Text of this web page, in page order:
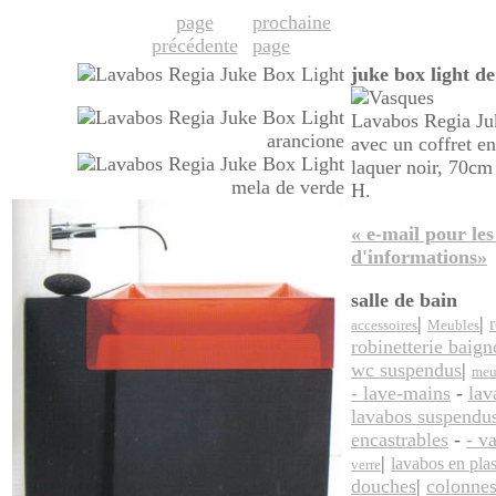
page
précédente
prochaine
page
arancione
mela de verde
juke box light de
Lavabos Regia
avec un coffret
laquer noir,
H.
« e-mail pour
d'informations»
salle de bain
accessoires| Meubles|
robinetterie
wc suspendus|
- lave-mains -
lavabos
encastrables - -
verre| lavabos en
douches|